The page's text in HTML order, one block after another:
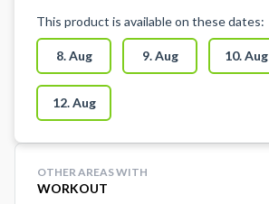
du styrker hele kroppen med egen
kropsvægt som modstand. På
holdet arbejder vi både med puls
og styrke – altid med fokus på en
aktiv core og god teknik. Book din
plads i dag og få effektiv træning i
This product is available on these dates:
8. Aug 9. Aug 10. Aug
12. Aug
OTHER AREAS WITH
WORKOUT